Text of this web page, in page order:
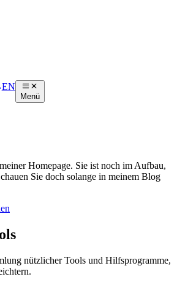
EN
Menü
Homepage. Sie ist noch im Aufbau,
Sie doch solange in meinem Blog
nützlicher Tools und Hilfsprogramme,